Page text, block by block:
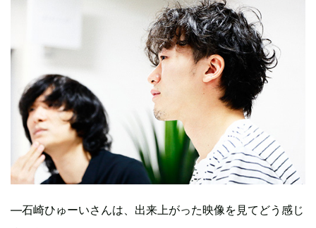
―石崎ひゅーいさんは、出来上がった映像を見てどう感じ